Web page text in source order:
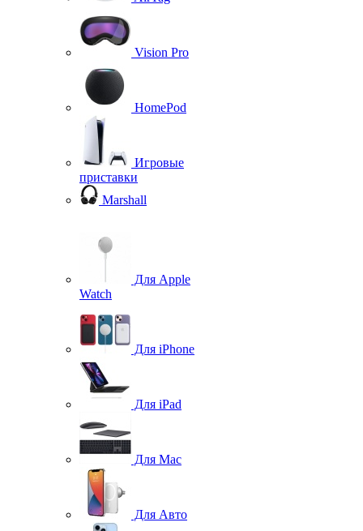
Vision Pro
HomePod
Игровые
приставки
Marshall
Для Apple
Watch
Для iPhone
Для iPad
Для Mac
Для Авто